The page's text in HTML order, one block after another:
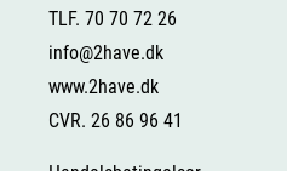
TLF. 70 70 72 26
info@2have.dk
www.2have.dk
CVR. 26 86 96 41